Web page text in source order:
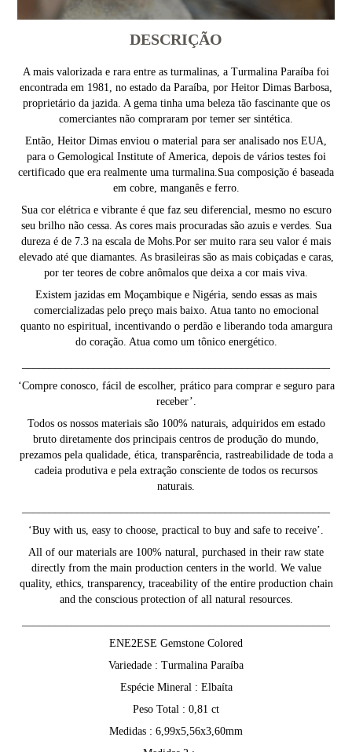
DESCRIÇÃO
A mais valorizada e rara entre as turmalinas, a Turmalina Paraíba foi
encontrada em 1981, no estado da Paraíba, por Heitor Dimas Barbosa,
proprietário da jazida. A gema tinha uma beleza tão fascinante que os
comerciantes não compraram por temer ser sintética.
Então, Heitor Dimas enviou o material para ser analisado nos EUA,
para o Gemological Institute of America, depois de vários testes foi
certificado que era realmente uma turmalina.Sua composição é baseada
em cobre, manganês e ferro.
Sua cor elétrica e vibrante é que faz seu diferencial, mesmo no escuro
seu brilho não cessa. As cores mais procuradas são azuis e verdes. Sua
dureza é de 7.3 na escala de Mohs.Por ser muito rara seu valor é mais
elevado até que diamantes. As brasileiras são as mais cobiçadas e caras,
por ter teores de cobre anômalos que deixa a cor mais viva.
Existem jazidas em Moçambique e Nigéria, sendo essas as mais
comercializadas pelo preço mais baixo. Atua tanto no emocional
quanto no espiritual, incentivando o perdão e liberando toda amargura
do coração. Atua como um tônico energético.
‘Compre conosco, fácil de escolher, prático para comprar e seguro para
receber’.
Todos os nossos materiais são 100% naturais, adquiridos em estado
bruto diretamente dos principais centros de produção do mundo,
prezamos pela qualidade, ética, transparência, rastreabilidade de toda a
cadeia produtiva e pela extração consciente de todos os recursos
naturais.
‘Buy with us, easy to choose, practical to buy and safe to receive’.
All of our materials are 100% natural, purchased in their raw state
directly from the main production centers in the world. We value
quality, ethics, transparency, traceability of the entire production chain
and the conscious protection of all natural resources.
ENE2ESE Gemstone Colored
Variedade : Turmalina Paraíba
Espécie Mineral : Elbaíta
Peso Total : 0,81 ct
Medidas : 6,99x5,56x3,60mm